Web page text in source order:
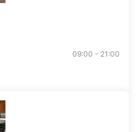
09:00 - 21:00